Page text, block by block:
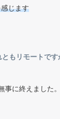
じます
もリモートです
事に終えました。